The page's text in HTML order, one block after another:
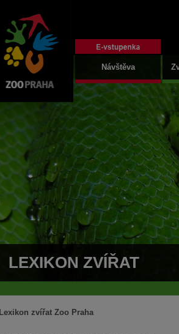
Návštěva
LEXIKON ZVÍŘAT
LEXIKON ZVÍŘAT
Lexikon zvířat Zoo Praha